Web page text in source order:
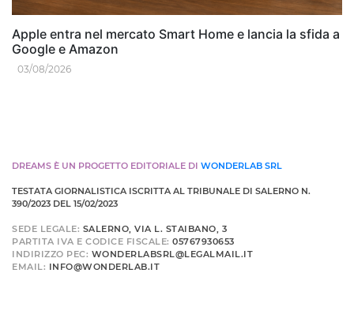
Apple entra nel mercato Smart Home e lancia la sfida a
Google e Amazon
03/08/2026
DREAMS È UN PROGETTO EDITORIALE DI WONDERLAB SRL
TESTATA GIORNALISTICA ISCRITTA AL TRIBUNALE DI SALERNO N.
390/2023 DEL 15/02/2023
SEDE LEGALE: SALERNO, VIA L. STAIBANO, 3
PARTITA IVA E CODICE FISCALE: 05767930653
INDIRIZZO PEC: WONDERLABSRL@LEGALMAIL.IT
EMAIL: INFO@WONDERLAB.IT